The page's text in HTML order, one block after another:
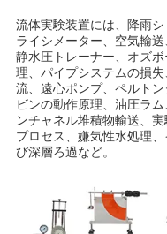
流体実験装置には、降雨
ライシメーター、空気輸
静水圧トレーナー、オズ
理、パイプシステムの損
流、遠心ポンプ、ペルト
ビンの動作原理、油圧ラ
ンチャネル堆積物輸送、
プロセス、嫌気性水処理
び深層ろ過など。